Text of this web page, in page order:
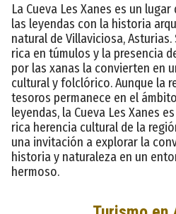
La Cueva Les Xanes es un
las leyendas con la historia
natural de Villaviciosa,
rica en túmulos y la presencia
por las xanas la convierten en
cultural y folclórico. Aunque la
tesoros permanece en el
leyendas, la Cueva Les Xanes
rica herencia cultural de la
una invitación a explorar la
historia y naturaleza en un
hermoso.